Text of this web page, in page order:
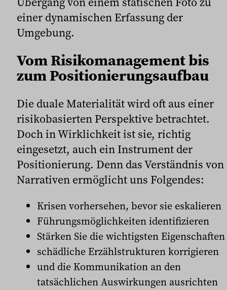
einer dynamischen Erfassung der
Umgebung.
Vom Risikomanagement bis
zum Positionierungsaufbau
Die duale Materialität wird oft aus einer
risikobasierten Perspektive betrachtet.
Doch in Wirklichkeit ist sie, richtig
eingesetzt, auch ein Instrument der
Positionierung. Denn das Verständnis von
Narrativen ermöglicht uns Folgendes:
Krisen vorhersehen, bevor sie eskalieren
Führungsmöglichkeiten identifizieren
Stärken Sie die wichtigsten Eigenschaften
schädliche Erzählstrukturen korrigieren
und die Kommunikation an den
tatsächlichen Auswirkungen ausrichten